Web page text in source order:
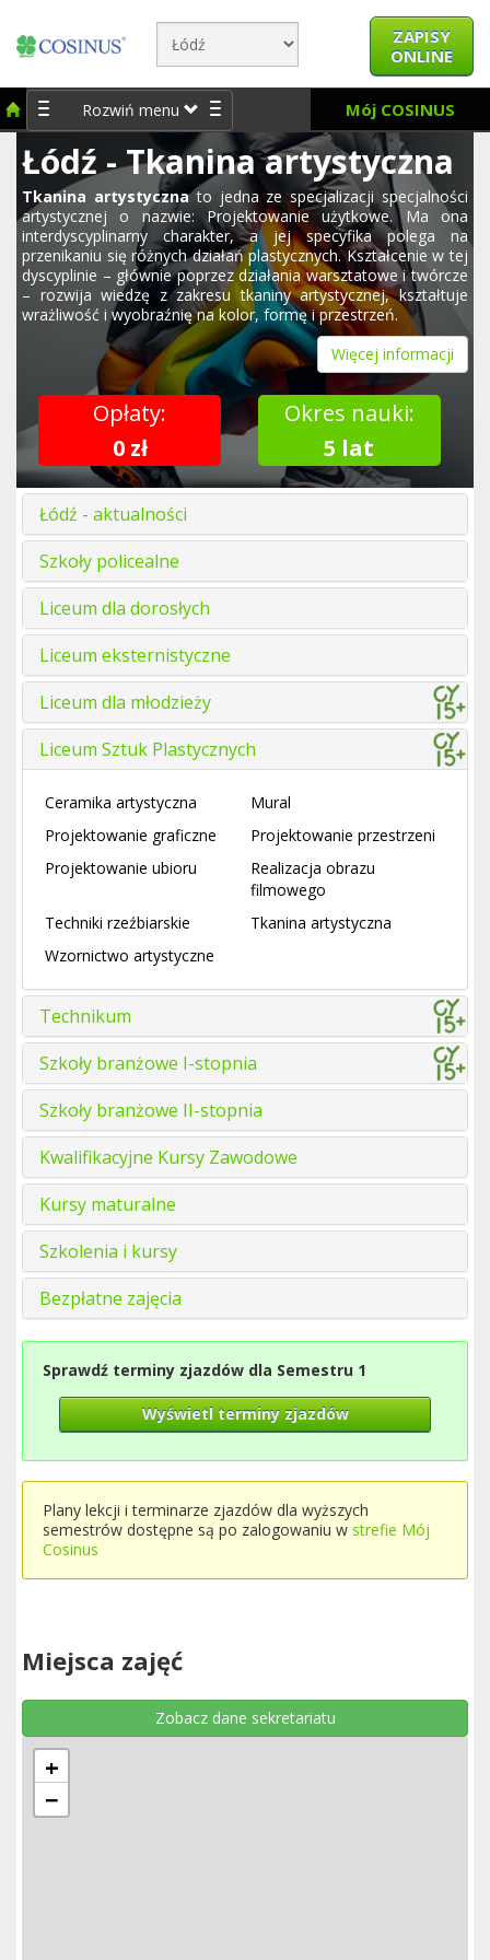
ZAPISY
ONLINE
Rozwiń menu Mój COSINUS
Łódź - Tkanina artystyczna
Tkanina artystycznato jedna ze specjalizacji specjalności
artystycznej o nazwie: Projektowanie użytkowe. Ma ona
interdyscyplinarny charakter, a jej specyfika polega na
przenikaniu się różnych działań plastycznych. Kształcenie w tej
dyscyplinie – głównie poprzez działania warsztatowe i twórcze
– rozwija wiedzę z zakresu tkaniny artystycznej, kształtuje
wrażliwość i wyobraźnię na kolor, formę i przestrzeń.
Więcej informacji
Opłaty:
0 zł
Okres nauki:
5 lat
Łódź - aktualności
Szkoły policealne
Liceum dla dorosłych
Liceum eksternistyczne
Liceum dla młodzieży
Liceum Sztuk Plastycznych
Ceramika artystyczna
Mural
Projektowanie graficzne
Projektowanie przestrzeni
Projektowanie ubioru
Realizacja obrazu
filmowego
Techniki rzeźbiarskie
Tkanina artystyczna
Wzornictwo artystyczne
Technikum
Szkoły branżowe I-stopnia
Szkoły branżowe II-stopnia
Kwalifikacyjne Kursy Zawodowe
Kursy maturalne
Szkolenia i kursy
Bezpłatne zajęcia
Sprawdź terminy zjazdów dla Semestru 1
Wyświetl terminy zjazdów
Plany lekcji i terminarze zjazdów dla wyższych
semestrów dostępne są po zalogowaniu w strefie Mój
Cosinus
Miejsca zajęć
Zobacz dane sekretariatu
+
−